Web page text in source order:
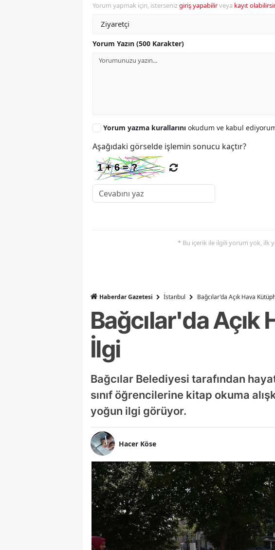
Yorum yapmak için, istersenizgiriş yapabilirveya kayıt
Yorum Yazın (500 Karakter)
Yorum yazma kurallarını okudum ve kabul
Aşağıdaki görselde işlemin sonucu kaçtır?
* Bu içerik ile ilgili yorum yok, ilk
Haberdar Gazetesi İ̇stanbul Bağcılar'da Açık Hava
Bağcılar'da
İlgi
Bağcılar Belediyesi tarafından
sınıf öğrencilerine kitap okuma
yoğun ilgi görüyor.
Hacer Köse